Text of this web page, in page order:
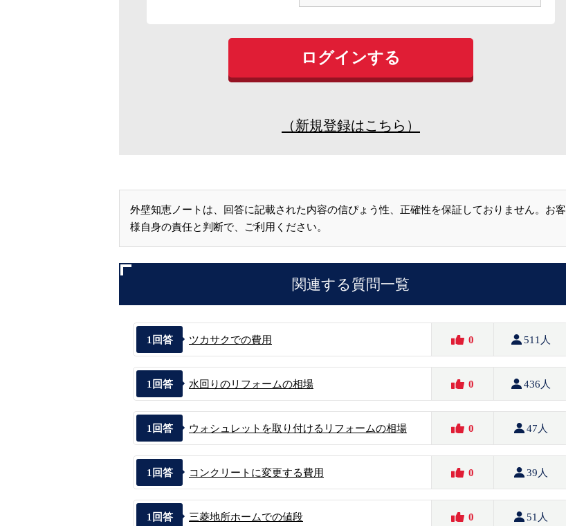
（新規登録はこちら）
外壁知恵ノートは、回答に記載された内容の信ぴょう性、正確性を保証しておりません。お客
様自身の責任と判断で、ご利用ください。
関連する質問一覧
1 回答 ツカサクでの費用 0 511人
1 回答 水回りのリフォームの相場 0 436人
1 回答 ウォシュレットを取り付けるリフォームの相場 0 47人
1 回答 コンクリートに変更する費用 0 39人
1 回答 三菱地所ホームでの値段 0 51人